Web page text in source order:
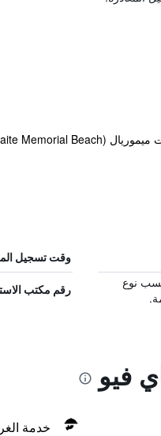
وقت تسجيل
نوع
رقم مكتب
خدمة